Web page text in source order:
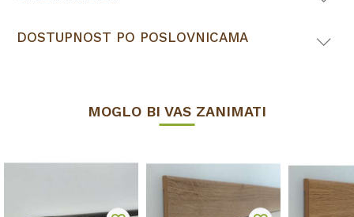
DOSTUPNOST PO POSLOVNICAMA
MOGLO BI VAS ZANIMATI